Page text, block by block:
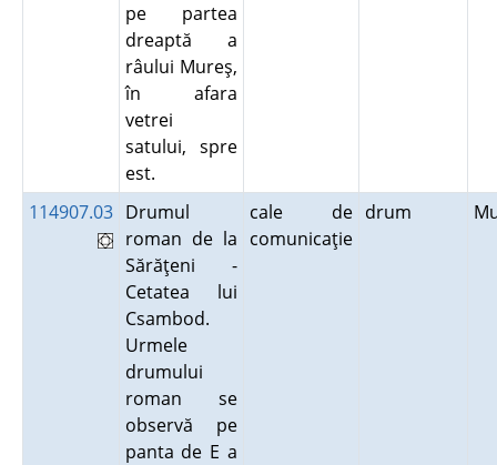
pe partea
dreaptă a
râului Mureş,
în afara
vetrei
satului, spre
est.
114907.03 Drumul
roman de la
Sărăţeni -
Cetatea lui
Csambod.
Urmele
drumului
roman se
observă pe
panta de E a
cale de
comunicaţie
drum